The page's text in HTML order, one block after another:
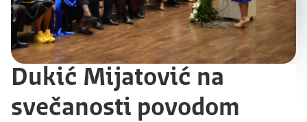
Dukić Mijatović na
svečanosti povodom